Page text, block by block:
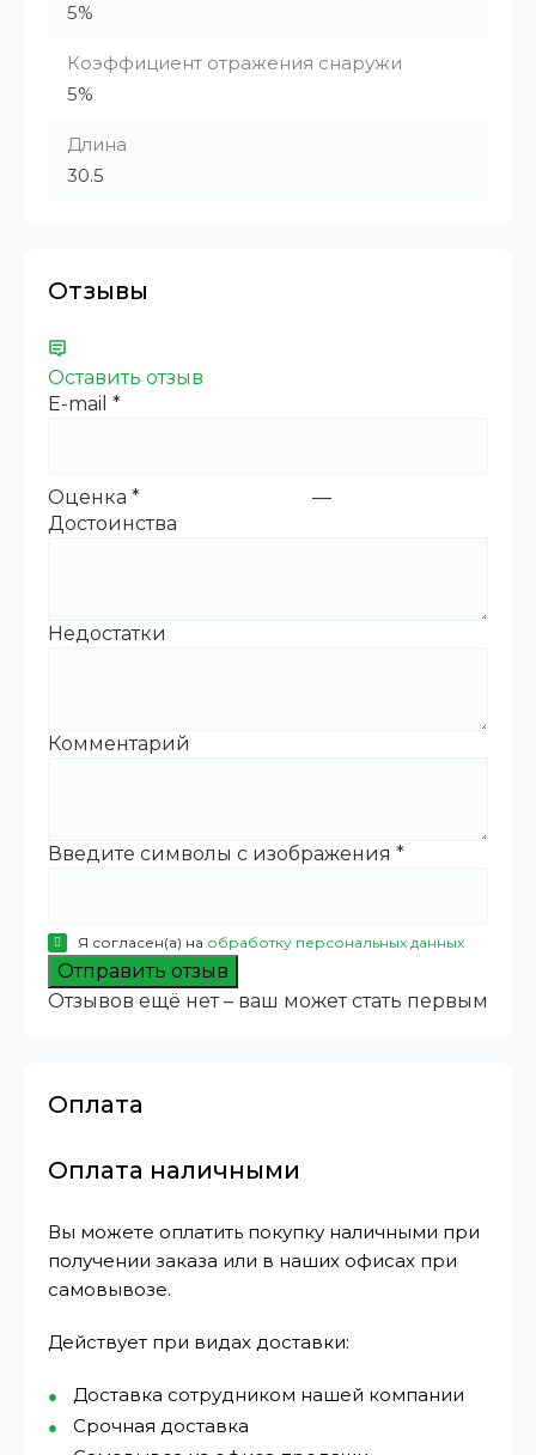
5%
Коэффициент отражения снаружи
5%
Длина
30.5
Отзывы
Оставить отзыв
E-mail *
Оценка *
—
Достоинства
Недостатки
Комментарий
Введите символы с изображения *
Я согласен(а) на обработку персональных данных
Отправить отзыв
Отзывов ещё нет – ваш может стать первым
Оплата
Оплата наличными
Вы можете оплатить покупку наличными при
получении заказа или в наших офисах при
самовывозе.
Действует при видах доставки:
Доставка сотрудником нашей компании
Срочная доставка